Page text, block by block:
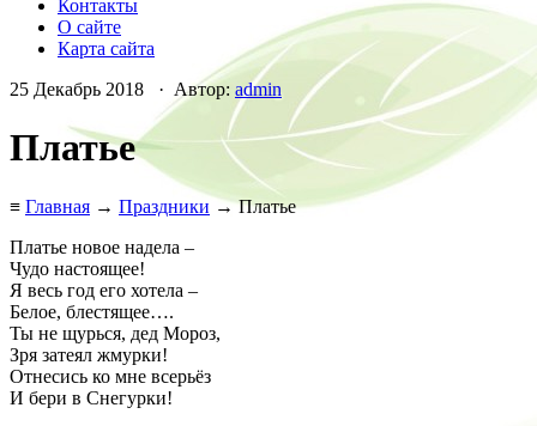
Контакты
О сайте
Карта сайта
25 Декабрь 2018 · Автор: admin
Платье
≡ Главная → Праздники → Платье
Платье новое надела –
Чудо настоящее!
Я весь год его хотела –
Белое, блестящее….
Ты не щурься, дед Мороз,
Зря затеял жмурки!
Отнесись ко мне всерьёз
И бери в Снегурки!